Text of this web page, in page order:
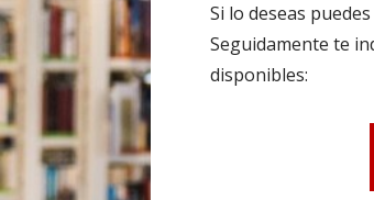
Si lo deseas
Seguidamente te
disponibles: